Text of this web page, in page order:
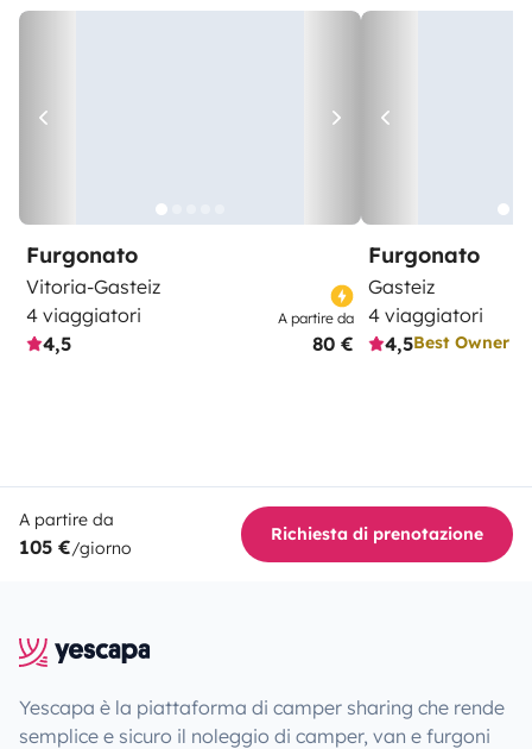
Furgonato
Vitoria-Gasteiz
4 viaggiatori
4,5
A partire da
80 €
Furgonato
Gasteiz
4 viaggiatori
4,5Best Owner
A partire da
105 €/giorno
Richiesta di prenotazione
Yescapa è la piattaforma di camper sharing che rende
semplice e sicuro il noleggio di camper, van e furgoni